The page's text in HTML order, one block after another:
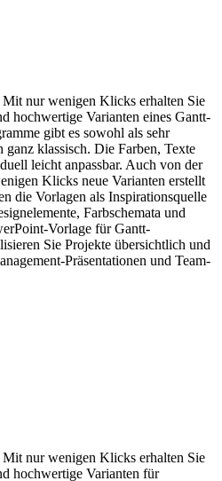
nur wenigen Klicks erhalten Sie
hochwertige Varianten eines Gantt-
gibt es sowohl als sehr
ganz klassisch. Die Farben, Texte
leicht anpassbar. Auch von der
Klicks neue Varianten erstellt
die Vorlagen als Inspirationsquelle
Farbschemata und
Vorlage für Gantt-
Sie Projekte übersichtlich und
Präsentationen und Team-
nur wenigen Klicks erhalten Sie
hochwertige Varianten für